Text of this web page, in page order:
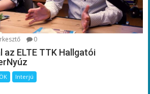
0
az ELTE TTK Hallgatói
Interjú